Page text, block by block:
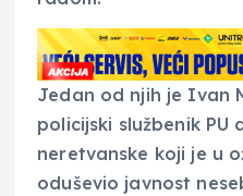
Jedan od njih je Ivan
policijski službenik PU
neretvanske koji je u
oduševio javnost